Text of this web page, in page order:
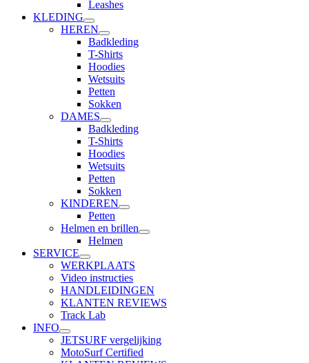
Leashes
KLEDING
HEREN
Badkleding
T-Shirts
Hoodies
Wetsuits
Petten
Sokken
DAMES
Badkleding
T-Shirts
Hoodies
Wetsuits
Petten
Sokken
KINDEREN
Petten
Helmen en brillen
Helmen
SERVICE
WERKPLAATS
Video instructies
HANDLEIDINGEN
KLANTEN REVIEWS
Track Lab
INFO
JETSURF vergelijking
MotoSurf Certified